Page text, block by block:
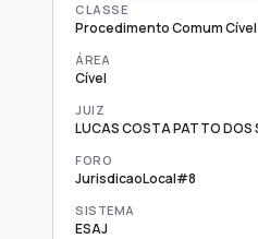
CLASSE
Procedimento Comum Cível
ÁREA
Cível
JUIZ
LUCAS COSTA PATTO DOS
FORO
JurisdicaoLocal#8
SISTEMA
ESAJ